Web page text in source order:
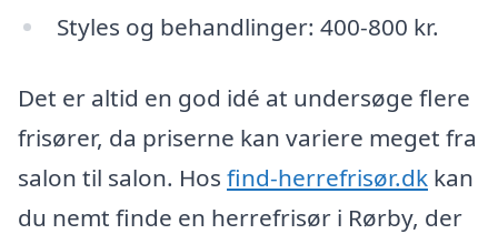
Styles og behandlinger: 400-800 kr.
Det er altid en god idé at undersøge flere
frisører, da priserne kan variere meget fra
salon til salon. Hos find-herrefrisør.dk kan
du nemt finde en herrefrisør i Rørby, der